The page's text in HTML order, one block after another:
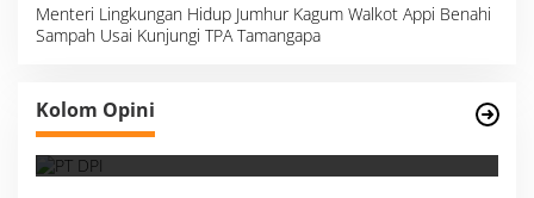
Menteri Lingkungan Hidup Jumhur Kagum Walkot Appi Benahi
Sampah Usai Kunjungi TPA Tamangapa
Kolom Opini
Membaca Realitas